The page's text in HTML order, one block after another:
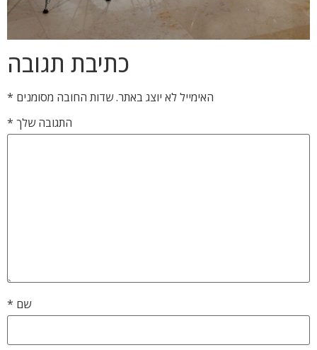
כתיבת תגובה
האימייל לא יוצג באתר.שדות החובה מסומנים *
התגובה שלך *
שם *